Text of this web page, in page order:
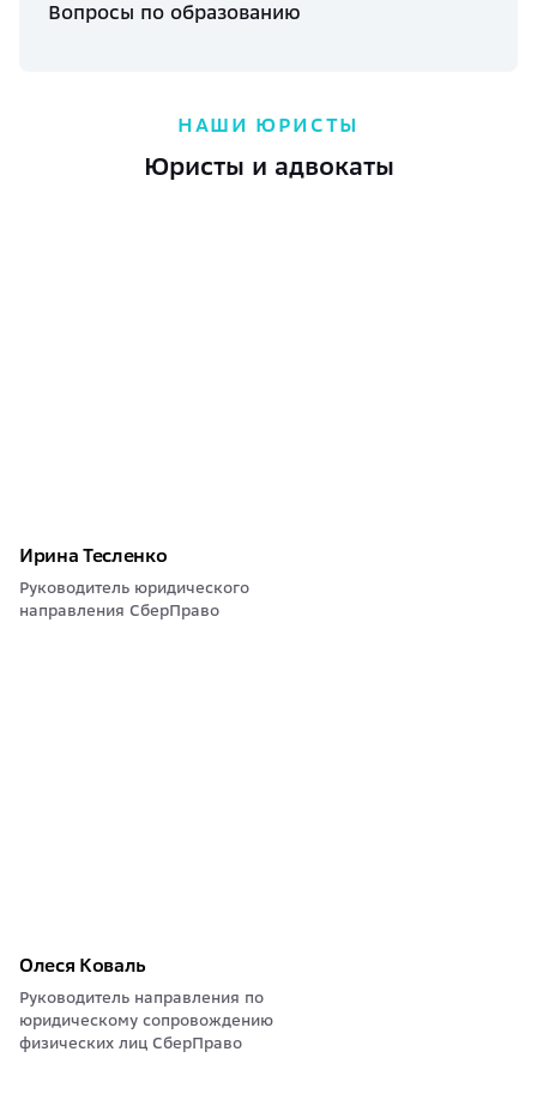
Вопросы по образованию
НАШИ ЮРИСТЫ
Юристы и адвокаты
Ирина Тесленко
Руководитель юридического
направления СберПраво
Олеся Коваль
Руководитель направления по
юридическому сопровождению
физических лиц СберПраво